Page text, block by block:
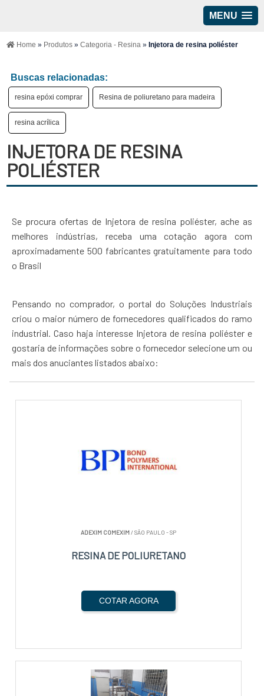
MENU
Home » Produtos»Categoria - Resina» Injetora de resina poliéster
Buscas relacionadas:
resina epóxi comprar Resina de poliuretano para madeira
resina acrílica
INJETORA DE RESINA
POLIÉSTER
Se procura ofertas de Injetora de resina poliéster, ache as
melhores indústrias, receba uma cotação agora com
aproximadamente 500 fabricantes gratuitamente para todo
o Brasil
Pensando no comprador, o portal do Soluções Industriais
criou o maior número de fornecedores qualificados do ramo
industrial. Caso haja interesse Injetora de resina poliéster e
gostaria de informações sobre o fornecedor selecione um ou
mais dos anuciantes listados abaixo:
ADEXIM COMEXIM/ SÃO PAULO - SP
RESINA DE POLIURETANO
COTAR AGORA